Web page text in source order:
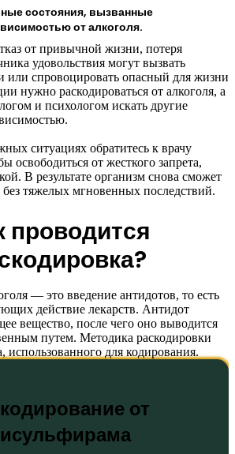
состояния, вызванные
от алкоголя.
от привычной жизни, потеря
удовольствия могут вызвать
или спровоцировать опасный для жизни
нужно раскодироваться от алкоголя, а
и психологом искать другие
ситуациях обратитесь к врачу
освободиться от жесткого запрета,
В результате организм снова сможет
без тяжелых мгновенных последствий.
проводится
— это введение антидотов, то есть
действие лекарств. Антидот
вещество, после чего оно выводится
путем. Методика раскодировки
использованного для кодирования.
от